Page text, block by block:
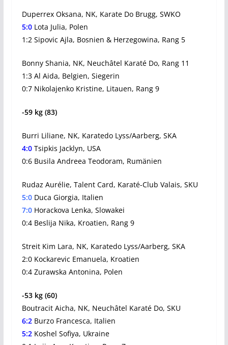
Duperrex Oksana, NK, Karate Do Brugg, SWKO
5:0 Lota Julia, Polen
1:2 Sipovic Ajla, Bosnien & Herzegowina, Rang 5
Bonny Shania, NK, Neuchâtel Karaté Do, Rang 11
1:3 Al Aida, Belgien, Siegerin
0:7 Nikolajenko Kristine, Litauen, Rang 9
-59 kg (83)
Burri Liliane, NK, Karatedo Lyss/Aarberg, SKA
4:0 Tsipkis Jacklyn, USA
0:6 Busila Andreea Teodoram, Rumänien
Rudaz Aurélie, Talent Card, Karaté-Club Valais, SKU
5:0 Duca Giorgia, Italien
7:0 Horackova Lenka, Slowakei
0:4 Beslija Nika, Kroatien, Rang 9
Streit Kim Lara, NK, Karatedo Lyss/Aarberg, SKA
2:0 Kockarevic Emanuela, Kroatien
0:4 Zurawska Antonina, Polen
-53 kg (60)
Boutracit Aicha, NK, Neuchâtel Karaté Do, SKU
6:2 Burzo Francesca, Italien
5:2 Koshel Sofiya, Ukraine